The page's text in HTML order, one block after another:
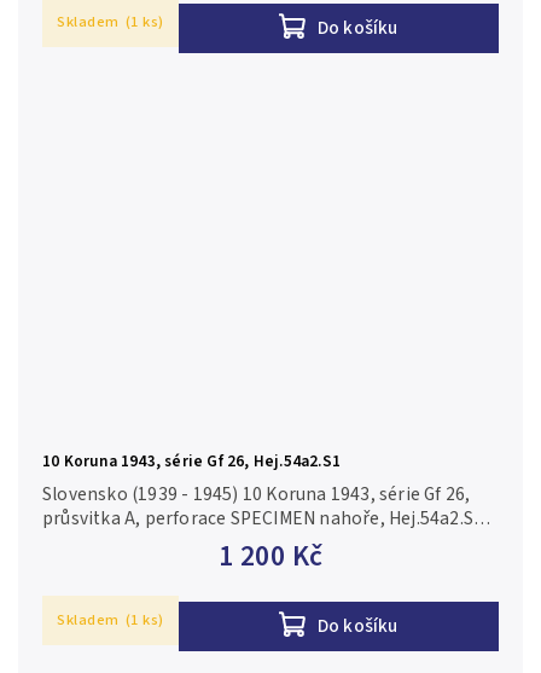
Do košíku
Skladem (1 ks)
10 Koruna 1943, série Gf 26, Hej.54a2.S1
1 200 Kč
Do košíku
Slovensko (1939 - 1945) 10 Koruna 1943, série Gf 26,
průsvitka A, perforace SPECIMEN nahoře, Hej.54a2.S1
Skladem (1 ks)